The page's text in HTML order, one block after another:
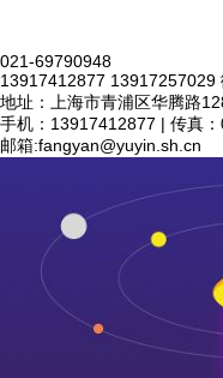
021-69790948
13917412877 13917257029
地址：上海市青浦区华腾路
手机：13917412877 | 传真
邮箱:fangyan@yuyin.sh.cn